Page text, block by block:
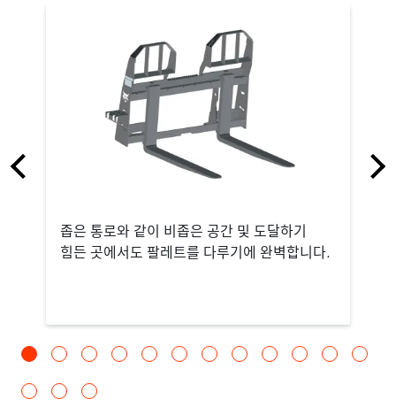
좁은 통로와 같이 비좁은 공간 및 도달하기
힘든 곳에서도 팔레트를 다루기에 완벽합니다.